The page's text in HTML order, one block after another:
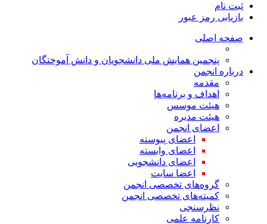
ثبت نام
بازیابی رمز عبور
صفحه اصلی
پنجمین همایش ملی دانشجویان و دانش آموختگان
درباره انجمن
مقدمه
اهداف و برنامه‌ها
هیئت موسس
هیئت مدیره
اعضای انجمن
اعضای پیوسته
اعضای وابسته
اعضای دانشجویی
اعضا سایت
گروه‌های تخصصی انجمن
کمیته‌های تخصصی انجمن
نظرسنجی
کارنامه علمی